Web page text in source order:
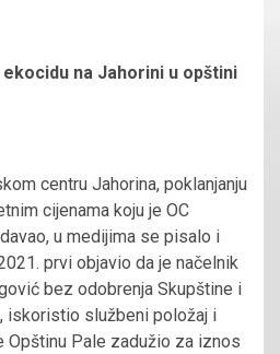
na Jahorini u opštini
centru Jahorina, poklanjanju
cijenama koju je OC
u medijima se pisalo i
prvi objavio da je načelnik
bez odobrenja Skupštine i
iskoristio službeni položaj i
Opštinu Pale zadužio za iznos